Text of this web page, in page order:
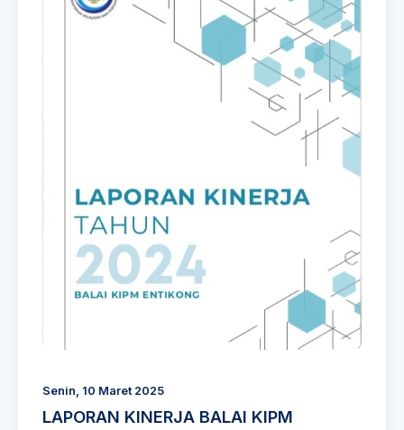
Senin, 10 Maret 2025
LAPORAN KINERJA BALAI KIPM